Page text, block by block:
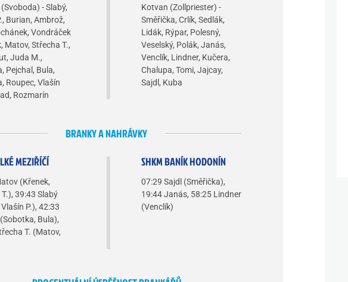
- Slabý,
Burian, Ambrož,
Vondráček
Matov, Střecha T.,
Juda M.,
Pejchal, Bula,
Roupec, Vlašín
Rozmarín
Kotvan (Zollpriester) -
Směřička, Crlík, Sedlák,
Lidák, Rýpar, Polesný,
Veselský, Polák, Janás,
Venclík, Lindner, Kučera,
Chalupa, Tomi, Jajcay,
Sajdl, Kuba
BRANKY A NAHRÁVKY
MEZIŘÍČÍ
(Křenek,
39:43 Slabý
P.), 42:33
Bula),
T. (Matov,
SHKM BANÍK HODONÍN
07:29 Sajdl (Směřička),
19:44 Janás, 58:25 Lindner
(Venclík)